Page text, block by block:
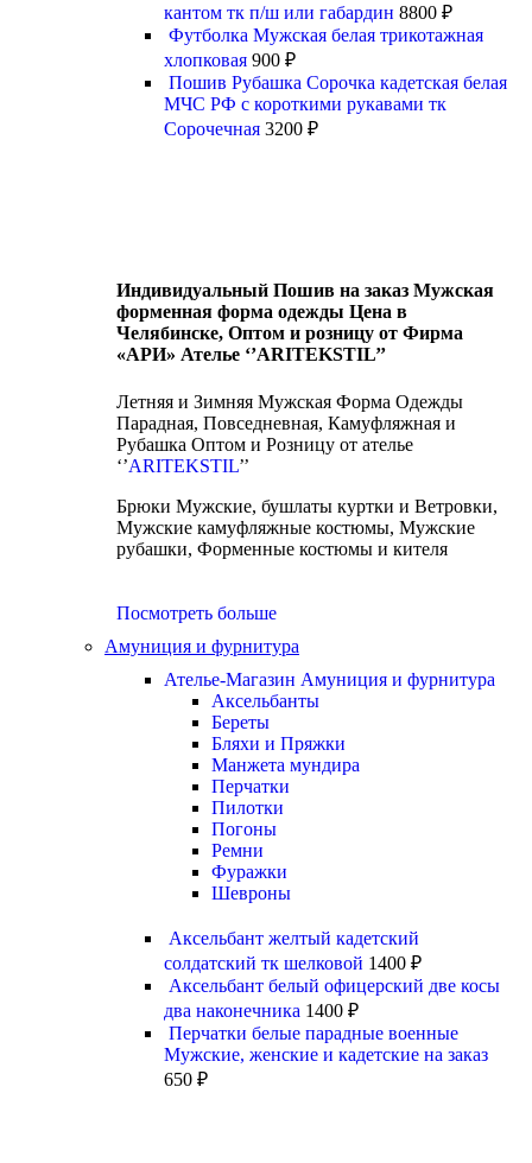
кантом тк п/ш или габардин 8800 ₽
Футболка Мужская белая трикотажная
хлопковая 900 ₽
Пошив Рубашка Сорочка кадетская белая
МЧС РФ с короткими рукавами тк
Сорочечная 3200 ₽
Индивидуальный Пошив на заказ Мужская
форменная форма одежды Цена в
Челябинске, Оптом и розницу от Фирма
«АРИ» Ателье ‘’ARITEKSTIL’’
Летняя и Зимняя Мужская Форма Одежды
Парадная, Повседневная, Камуфляжная и
Рубашка Оптом и Розницу от ателье
‘’ARITEKSTIL’’
Брюки Мужские, бушлаты куртки и Ветровки,
Мужские камуфляжные костюмы, Мужские
рубашки, Форменные костюмы и кителя
Посмотреть больше
Амуниция и фурнитура
Ателье-Магазин Амуниция и фурнитура
Аксельбанты
Береты
Бляхи и Пряжки
Манжета мундира
Перчатки
Пилотки
Погоны
Ремни
Фуражки
Шевроны
Аксельбант желтый кадетский
солдатский тк шелковой 1400 ₽
Аксельбант белый офицерский две косы
два наконечника 1400 ₽
Перчатки белые парадные военные
Мужские, женские и кадетские на заказ
650 ₽